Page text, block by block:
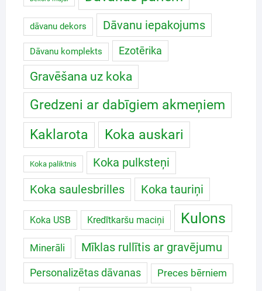
dāvanu dekors Dāvanu iepakojums
Dāvanu komplekts Ezotērika
Gravēšana uz koka
Gredzeni ar dabīgiem akmeņiem
Kaklarota
Koka auskari
Koka paliktnis
Koka pulksteņi
Koka saulesbrilles
Koka tauriņi
Koka USB Kredītkaršu maciņi Kulons
Minerāli Mīklas rullītis ar gravējumu
Personalizētas dāvanas Preces bērniem